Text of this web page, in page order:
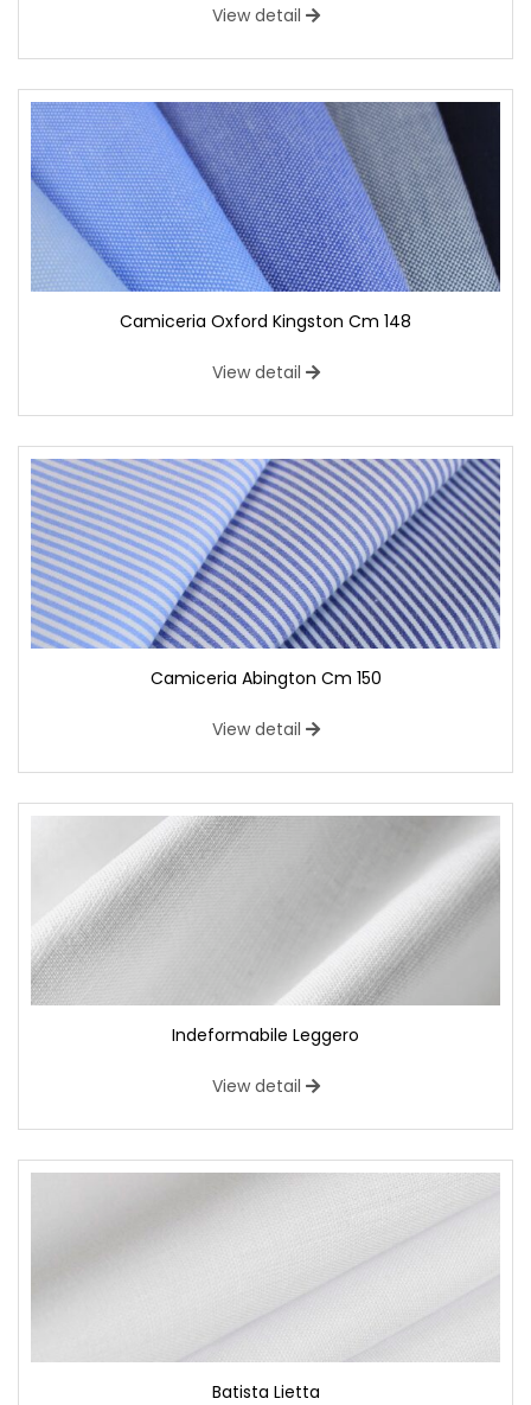
View detail
Camiceria Oxford Kingston Cm 148
View detail
Camiceria Abington Cm 150
View detail
Indeformabile Leggero
View detail
Batista Lietta